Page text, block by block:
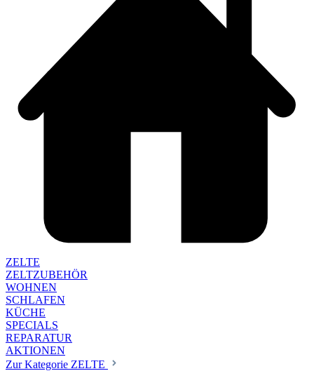
ZELTE
ZELTZUBEHÖR
WOHNEN
SCHLAFEN
KÜCHE
SPECIALS
REPARATUR
AKTIONEN
Zur Kategorie ZELTE